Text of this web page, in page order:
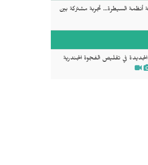
أنظمة السيطرة... تجربة مشتركة بين
في تقليص الفجوة الجندرية